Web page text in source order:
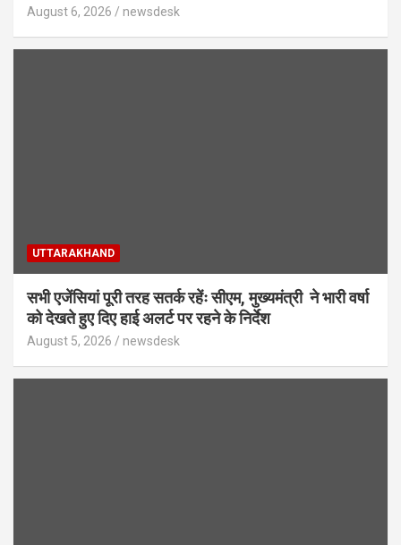
August 6, 2026 newsdesk
UTTARAKHAND
सभी एजेंसियां पूरी तरह सतर्क रहेंः सीएम, मुख्यमंत्री ने भारी वर्षा
को देखते हुए दिए हाई अलर्ट पर रहने के निर्देश
August 5, 2026 newsdesk